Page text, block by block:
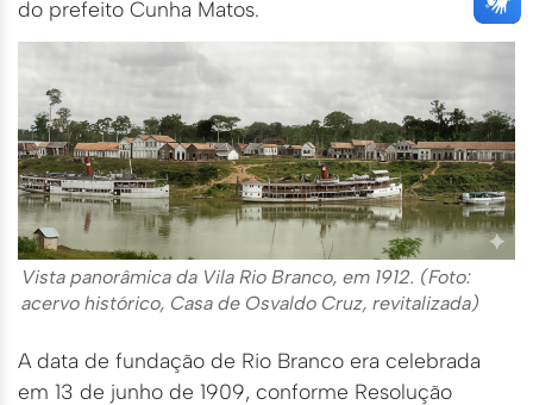
do prefeito Cunha Matos.
Vista panorâmica da Vila Rio Branco, em 1912. (Foto:
acervo histórico, Casa de Osvaldo Cruz, revitalizada)
A data de fundação de Rio Branco era celebrada
em 13 de junho de 1909, conforme Resolução